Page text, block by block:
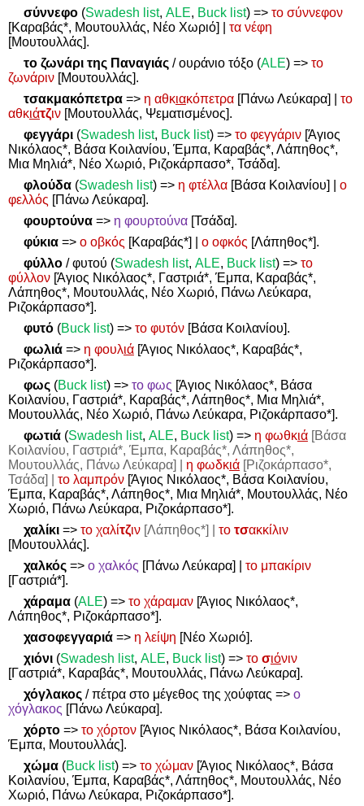
σύννεφο(Swadesh list, ALE, Buck list)=> το σύννεφον
[Καραβάς*, Μουτουλλάς, Νέο Χωριό] | τα νέφη
[Μουτουλλάς].
το ζωνάρι της Παναγιάς/ ουράνιο τόξο (ALE)=> το
ζωνάριν [Μουτουλλάς].
τσακμακόπετρα=> η αθκιακόπετρα[Πάνω Λεύκαρα] |
το
αθκιάτζιν [Μουτουλλάς, Ψεματισμένος].
φεγγάρι(Swadesh list, Buck list)=> το φεγγάριν[Άγιος
Νικόλαος*, Βάσα Κοιλανίου, Έμπα, Καραβάς*, Λάπηθος*,
Μια Μηλιά*, Νέο Χωριό, Ριζοκάρπασο*, Τσάδα].
φλούδα(Swadesh list)=> η φτέλλα[Βάσα Κοιλανίου] | ο
φελλός [Πάνω Λεύκαρα].
φουρτούνα=> η φουρτούνα [Τσάδα].
φύκια=> ο οβκός [Καραβάς*] | ο οφκός [Λάπηθος*].
φύλλο/ φυτού (Swadesh list, ALE, Buck list)=> το
φύλλον [Άγιος Νικόλαος*, Γαστριά*, Έμπα, Καραβάς*,
Λάπηθος*, Μουτουλλάς, Νέο Χωριό, Πάνω Λεύκαρα,
Ριζοκάρπασο*].
φυτό(Buck list)=> το φυτόν [Βάσα Κοιλανίου].
φωλιά=> η φουλιά[Άγιος Νικόλαος*, Καραβάς*,
Ριζοκάρπασο*].
φως(Buck list)=> το φως [Άγιος Νικόλαος*, Βάσα
Κοιλανίου, Γαστριά*, Καραβάς*, Λάπηθος*, Μια Μηλιά*,
Μουτουλλάς, Νέο Χωριό, Πάνω Λεύκαρα, Ριζοκάρπασο*].
φωτιά(Swadesh list, ALE, Buck list)=> η φωθκιά[Βάσα
Κοιλανίου, Γαστριά*, Έμπα, Καραβάς*, Λάπηθος*,
Μουτουλλάς, Πάνω Λεύκαρα] | η φωδκιά [Ριζοκάρπασο*,
Τσάδα] | το λαμπρόν [Άγιος Νικόλαος*, Βάσα Κοιλανίου,
Έμπα, Καραβάς*, Λάπηθος*, Μια Μηλιά*, Μουτουλλάς, Νέο
Χωριό, Πάνω Λεύκαρα, Ριζοκάρπασο*].
χαλίκι=> το χαλίτζιν[Λάπηθος*] | το τσακκίλιν
[Μουτουλλάς].
χαλκός=> ο χαλκός [Πάνω Λεύκαρα] |
το μπακίριν
[Γαστριά*].
χάραμα(ALE)=> το χάραμαν[Άγιος Νικόλαος*,
Λάπηθος*, Ριζοκάρπασο*].
χασοφεγγαριά=> η λείψη [Νέο Χωριό].
χιόνι(Swadesh list, ALE, Buck list)=> το σιόνιν
[Γαστριά*, Καραβάς*, Μουτουλλάς, Πάνω Λεύκαρα].
χόγλακος / πέτρα στο μέγεθος της χούφτας => ο
χόγλακος [Πάνω Λεύκαρα].
χόρτο=> το χόρτον[Άγιος Νικόλαος*, Βάσα Κοιλανίου,
Έμπα, Μουτουλλάς].
χώμα(Buck list)=> το χώμαν [Άγιος Νικόλαος*, Βάσα
Κοιλανίου, Έμπα, Καραβάς*, Λάπηθος*, Μουτουλλάς, Νέο
Χωριό, Πάνω Λεύκαρα, Ριζοκάρπασο*].